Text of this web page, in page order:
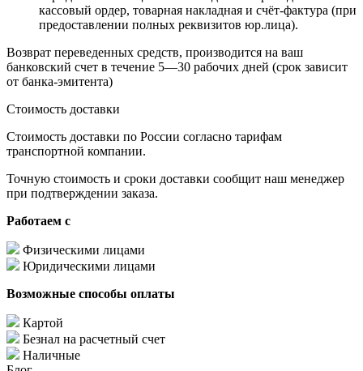
кассовый ордер, товарная накладная и счёт-фактура (при
предоставлении полных реквизитов юр.лица).
Возврат переведенных средств, производится на ваш
банковский счет в течение 5—30 рабочих дней (срок зависит
от банка-эмитента)
Стоимость доставки
Стоимость доставки по России согласно тарифам
транспортной компании.
Точную стоимость и сроки доставки сообщит наш менеджер
при подтверждении заказа.
Работаем с
Физическими лицами
Юридическими лицами
Возможные способы оплаты
Картой
Безнал на расчетный счет
Наличные